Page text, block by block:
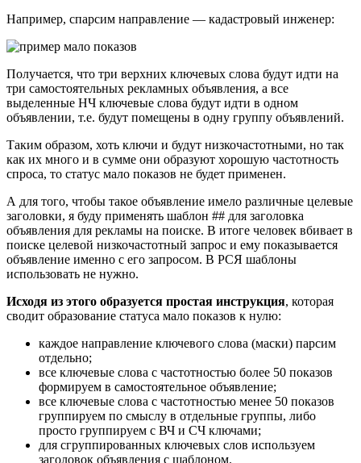
Например, спарсим направление — кадастровый инженер:
Получается, что три верхних ключевых слова будут идти на
три самостоятельных рекламных объявления, а все
выделенные НЧ ключевые слова будут идти в одном
объявлении, т.е. будут помещены в одну группу объявлений.
Таким образом, хоть ключи и будут низкочастотными, но так
как их много и в сумме они образуют хорошую частотность
спроса, то статус мало показов не будет применен.
А для того, чтобы такое объявление имело различные целевые
заголовки, я буду применять шаблон ## для заголовка
объявления для рекламы на поиске. В итоге человек вбивает в
поиске целевой низкочастотный запрос и ему показывается
объявление именно с его запросом. В РСЯ шаблоны
использовать не нужно.
Исходя из этого образуется простая инструкция, которая
сводит образование статуса мало показов к нулю:
каждое направление ключевого слова (маски) парсим
отдельно;
все ключевые слова с частотностью более 50 показов
формируем в самостоятельное объявление;
все ключевые слова с частотностью менее 50 показов
группируем по смыслу в отдельные группы, либо
просто группируем с ВЧ и СЧ ключами;
для сгруппированных ключевых слов используем
заголовок объявления с шаблоном.